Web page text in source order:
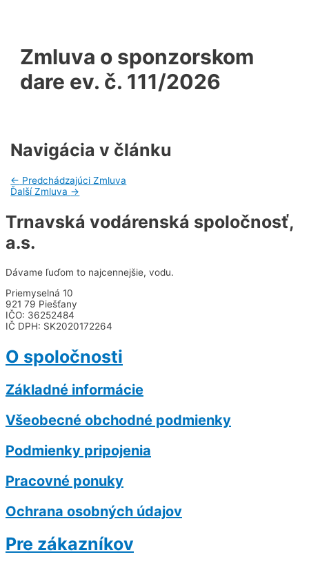
Zmluva o sponzorskom
dare ev. č. 111/2026
Navigácia v článku
← Predchádzajúci Zmluva
Ďalší Zmluva →
Trnavská vodárenská spoločnosť,
a.s.
Dávame ľuďom to najcennejšie, vodu.
Priemyselná 10
921 79 Piešťany
IČO: 36252484
IČ DPH: SK2020172264
O spoločnosti
Základné informácie
Všeobecné obchodné podmienky
Podmienky pripojenia
Pracovné ponuky
Ochrana osobných údajov
Pre zákazníkov